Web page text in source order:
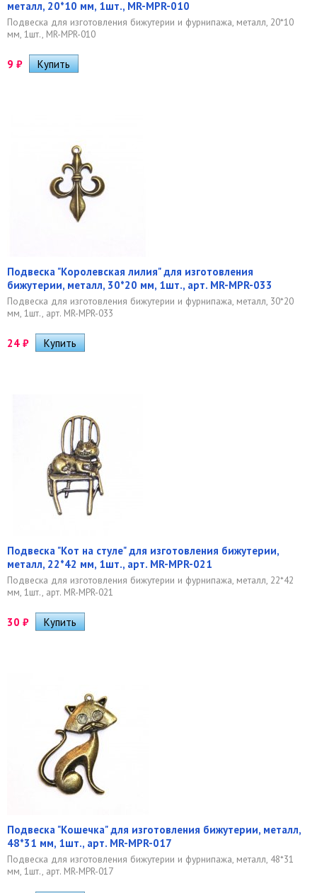
металл, 20*10 мм, 1шт., MR-MPR-010
Подвеска для изготовления бижутерии и фурнипажа, металл, 20*10
мм, 1шт., MR-MPR-010
9 ₽
Подвеска "Королевская лилия" для изготовления
бижутерии, металл, 30*20 мм, 1шт., арт. MR-MPR-033
Подвеска для изготовления бижутерии и фурнипажа, металл, 30*20
мм, 1шт., арт. MR-MPR-033
24 ₽
Подвеска "Кот на стуле" для изготовления бижутерии,
металл, 22*42 мм, 1шт., арт. MR-MPR-021
Подвеска для изготовления бижутерии и фурнипажа, металл, 22*42
мм, 1шт., арт. MR-MPR-021
30 ₽
Подвеска "Кошечка" для изготовления бижутерии, металл,
48*31 мм, 1шт., арт. MR-MPR-017
Подвеска для изготовления бижутерии и фурнипажа, металл, 48*31
мм, 1шт., арт. MR-MPR-017